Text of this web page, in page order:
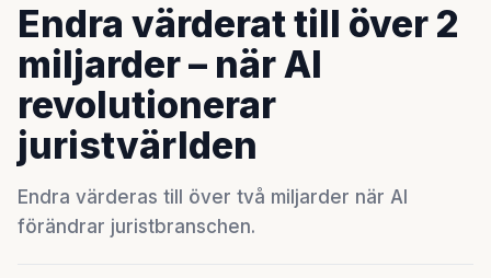
Endra värderat till över 2
miljarder – när AI
revolutionerar
juristvärlden
Endra värderas till över två miljarder när AI
förändrar juristbranschen.